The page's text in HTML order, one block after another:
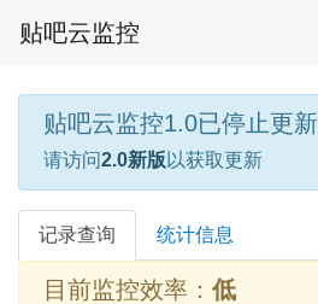
贴吧云监控
贴吧云监控1.0已停止更新
请访问2.0新版 以获取更新
记录查询 统计信息
目前监控效率： 低